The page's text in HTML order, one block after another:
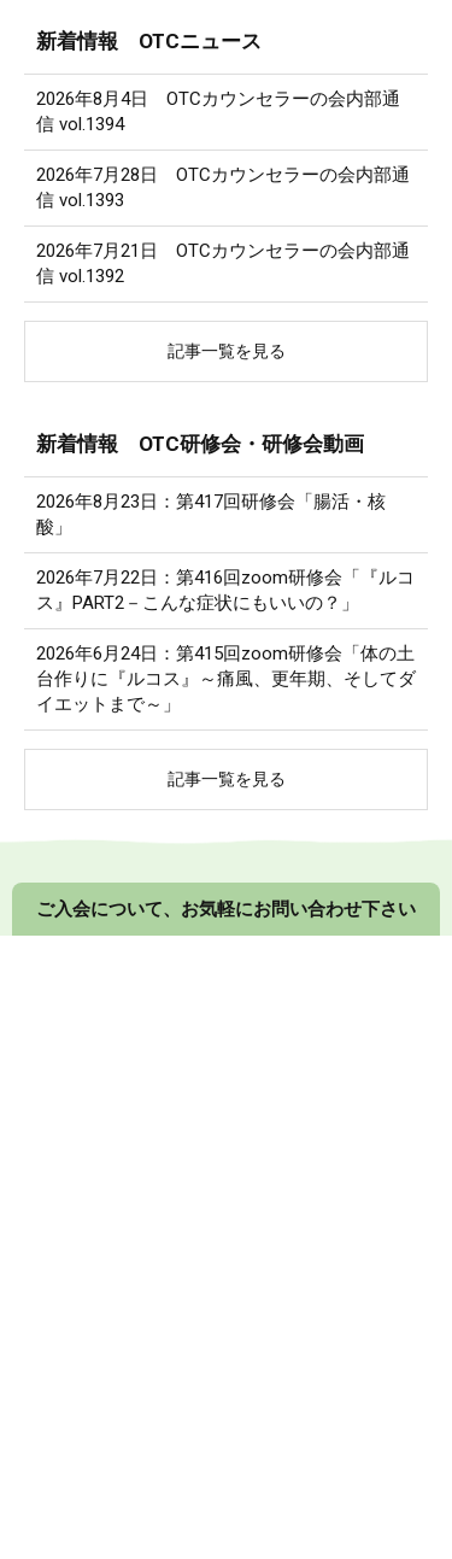
新着情報 OTCニュース
2026年8月4日 OTCカウンセラーの会内部通
信 vol.1394
2026年7月28日 OTCカウンセラーの会内部通
信 vol.1393
2026年7月21日 OTCカウンセラーの会内部通
信 vol.1392
記事一覧を見る
新着情報 OTC研修会・研修会動画
2026年8月23日：第417回研修会「腸活・核
酸」
2026年7月22日：第416回zoom研修会「『ルコ
ス』PART2－こんな症状にもいいの？」
2026年6月24日：第415回zoom研修会「体の土
台作りに『ルコス』～痛風、更年期、そしてダ
イエットまで～」
記事一覧を見る
ご入会について、お気軽にお問い合わせ下さい